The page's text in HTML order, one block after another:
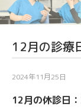
12月の診療
2024年11月25日
12月の休診日